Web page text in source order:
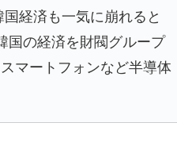
経済も一気に崩れると
国の経済を財閥グループ
マートフォンなど半導体